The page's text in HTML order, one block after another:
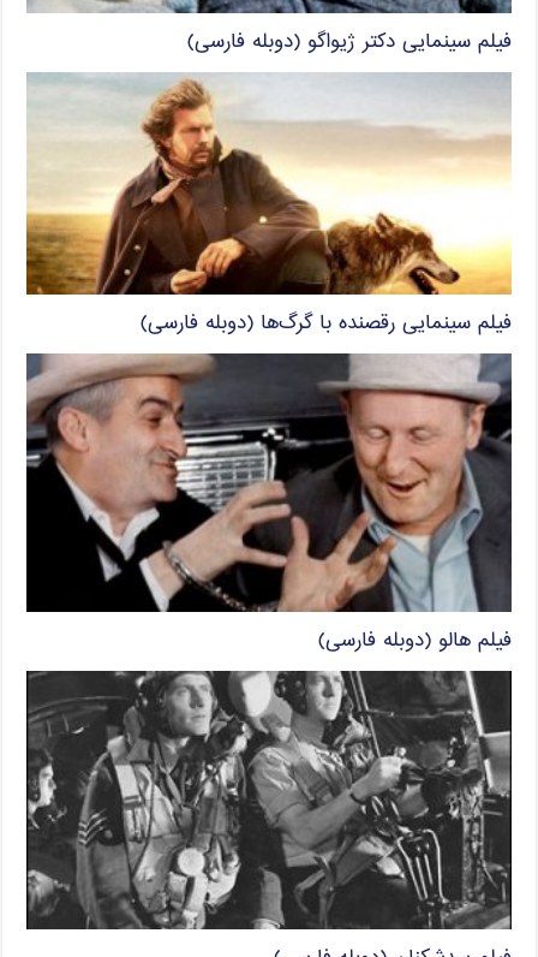
فیلم سینمایی دکتر ژیواگو (دوبله فارسی)
فیلم سینمایی رقصنده با گرگ‌ها (دوبله فارسی)
فیلم هالو (دوبله فارسی)